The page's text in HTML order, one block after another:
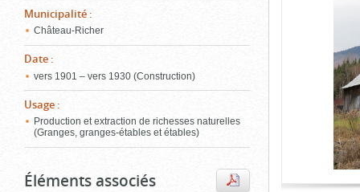
Municipalité :
Château-Richer
Date :
vers 1901 – vers 1930 (Construction)
Usage :
Production et extraction de richesses naturelles
(Granges, granges-étables et étables)
Éléments associés